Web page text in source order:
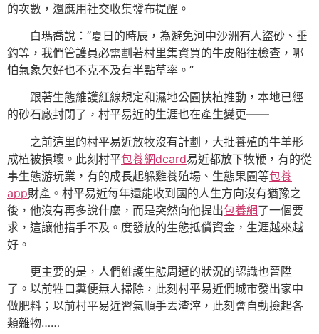
的次數，還應用社交收集發布提醒。
白瑪喬說：“夏日的時辰，為避免河中沙洲有人盜砂、垂
釣等，我們管護員必需劃著村里集資買的牛皮船往檢查，哪
怕氣象欠好也不克不及有半點草率。”
跟著生態維護紅線規定和濕地公園扶植推動，本地已經
的砂石廠封閉了，村平易近的生涯也在產生變更——
之前這里的村平易近放牧沒有計劃，大批養殖的牛羊形
成植被損壞。此刻村平包養網dcard易近都放下牧鞭，有的從
事生態游玩業，有的成長起躲雞養殖場、生態果園等包養
app財產。村平易近每年還能收到國的人生方向沒有猶豫之
後，他沒有再多說什麼，而是突然向他提出包養網了一個要
求，這讓他措手不及。度發放的生態抵償資金，生涯越來越
好。
更主要的是，人們維護生態周遭的狀況的認識也晉陞
了。以前牲口糞便無人掃除，此刻村平易近們城市發出家中
做肥料；以前村平易近習氣順手丟渣滓，此刻會自動撿起各
類雜物……